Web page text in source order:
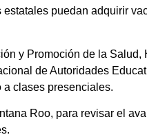
puedan adquirir
y Promoción de la
de Autoridades
clases presenciales.
Roo, para revisar el